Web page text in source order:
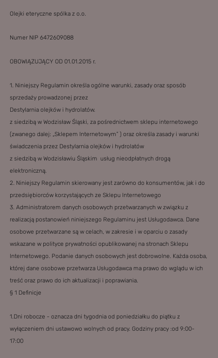
Olejki eteryczne spólka z o.o.
Numer NIP 6472609088
OBOWIĄZUJĄCY OD 01.01.2015 r.
1. Niniejszy Regulamin określa ogólne warunki, zasady oraz sposób
sprzedaży prowadzonej przez
Destylarnia olejków i hydrolatów.
z siedzibą w Wodzisław Śląski, za pośrednictwem sklepu internetowego
(zwanego dalej: „Sklepem Internetowym” ) oraz określa zasady i warunki
świadczenia przez Destylarnia olejków i hydrolatów
z siedzibą w Wodzisławiu Śląskim usług nieodpłatnych drogą
elektroniczną.
2. Niniejszy Regulamin skierowany jest zarówno do konsumentów, jak i do
przedsiębiorców korzystających ze Sklepu Internetowego
3. Administratorem danych osobowych przetwarzanych w związku z
realizacją postanowień niniejszego Regulaminu jest Usługodawca. Dane
osobowe przetwarzane są w celach, w zakresie i w oparciu o zasady
wskazane w polityce prywatności opublikowanej na stronach Sklepu
Internetowego. Podanie danych osobowych jest dobrowolne. Każda osoba,
której dane osobowe przetwarza Usługodawca ma prawo do wglądu w ich
treść oraz prawo do ich aktualizacji i poprawiania.
§ 1 Definicje
1.Dni robocze - oznacza dni tygodnia od poniedziałku do piątku z
wyłączeniem dni ustawowo wolnych od pracy. Godziny pracy :od 9:00-
17:00